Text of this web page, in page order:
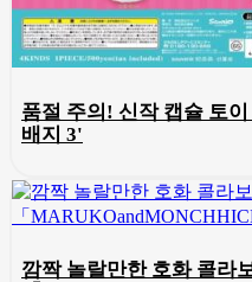
품절 주의! 신작 캡슐 토
배지 3'
깜짝 놀랄만한 호화 콜라